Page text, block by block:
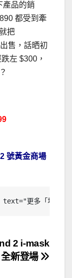
產品的銷
都受到牽
把
售，話晒初
左 $300，
號黃金商場
更多「場舖
2 i-mask
新登場